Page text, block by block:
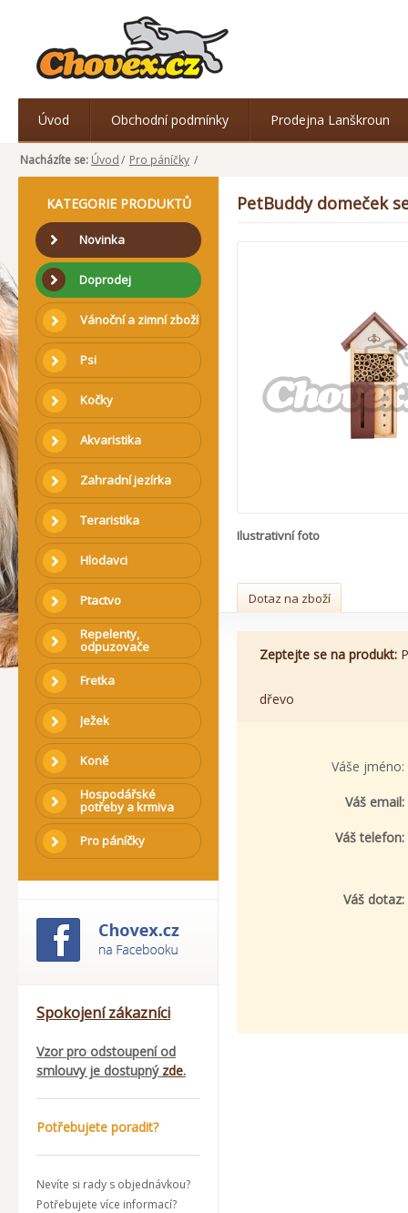
Úvod Obchodní podmínky Prodejna Lanškroun
Nacházíte se: Úvod/ Pro páníčky /
KATEGORIE PRODUKTŮ
Novinka
Doprodej
Vánoční a zimní zboží
Psi
Kočky
Akvaristika
Zahradní jezírka
Teraristika
Hlodavci
Ptactvo
Repelenty,
odpuzovače
Fretka
Ježek
Koně
Hospodářské
potřeby a krmiva
Pro páníčky
Spokojení zákazníci
Vzor pro odstoupení od
smlouvy je dostupný zde.
Potřebujete poradit?
Nevíte si rady s objednávkou?
Potřebujete více informací?
PetBuddy domeček
Ilustrativní foto
Dotaz na zboží
Zeptejte se na produkt:
dřevo
Váše jméno:
Váš email:
Váš telefon:
Váš dotaz: